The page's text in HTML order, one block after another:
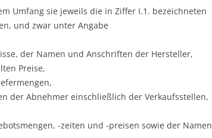
Umfang sie jeweils die in Ziffer I.1. bezeichneten
und zwar unter Angabe
der Namen und Anschriften der Hersteller,
Preise,
der Abnehmer einschließlich der Verkaufsstellen,
-zeiten und -preisen sowie der Namen